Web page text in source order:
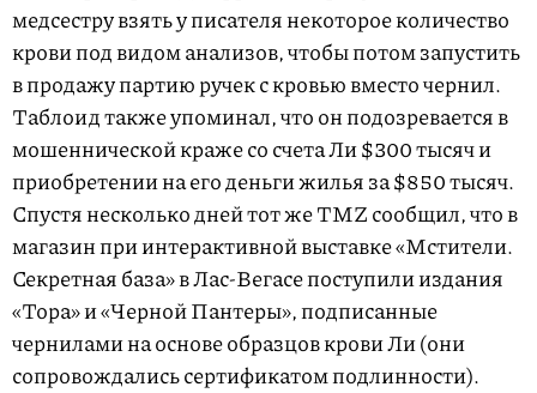
медсестру взять у писателя некоторое количество
крови под видом анализов, чтобы потом запустить
в продажу партию ручек с кровью вместо чернил.
Таблоид также упоминал, что он подозревается в
мошеннической краже со счета Ли $300 тысяч и
приобретении на его деньги жилья за $850 тысяч.
Спустя несколько дней тот же TMZ сообщил, что в
магазин при интерактивной выставке «Мстители.
Секретная база» в Лас-Вегасе поступили издания
«Тора» и «Черной Пантеры», подписанные
чернилами на основе образцов крови Ли (они
сопровождались сертификатом подлинности).